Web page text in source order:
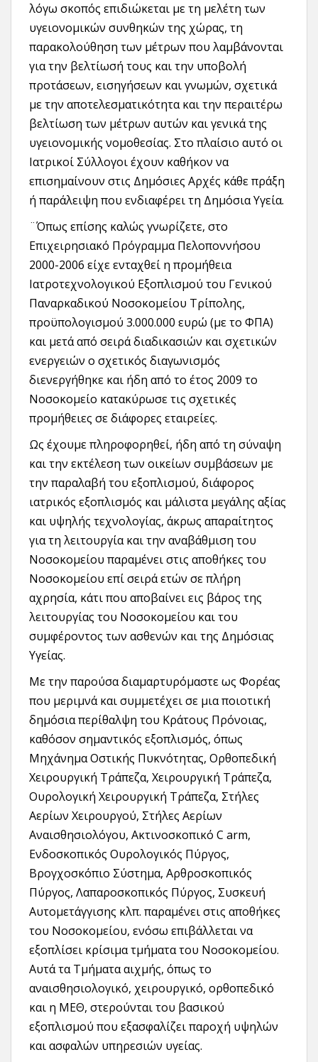
λόγω σκοπός επιδιώκεται με τη μελέτη των
υγειονομικών συνθηκών της χώρας, τη
παρακολούθηση των μέτρων που λαμβάνονται
για την βελτίωσή τους και την υποβολή
προτάσεων, εισηγήσεων και γνωμών, σχετικά
με την αποτελεσματικότητα και την περαιτέρω
βελτίωση των μέτρων αυτών και γενικά της
υγειονομικής νομοθεσίας. Στο πλαίσιο αυτό οι
Ιατρικοί Σύλλογοι έχουν καθήκον να
επισημαίνουν στις Δημόσιες Aρχές κάθε πράξη
ή παράλειψη που ενδιαφέρει τη Δημόσια Υγεία.
¨Όπως επίσης καλώς γνωρίζετε, στο
Επιχειρησιακό Πρόγραμμα Πελοποννήσου
2000-2006 είχε ενταχθεί η προμήθεια
Ιατροτεχνολογικού Εξοπλισμού του Γενικού
Παναρκαδικού Νοσοκομείου Τρίπολης,
προϋπολογισμού 3.000.000 ευρώ (με το ΦΠΑ)
και μετά από σειρά διαδικασιών και σχετικών
ενεργειών ο σχετικός διαγωνισμός
διενεργήθηκε και ήδη από το έτος 2009 το
Νοσοκομείο κατακύρωσε τις σχετικές
προμήθειες σε διάφορες εταιρείες.
Ως έχουμε πληροφορηθεί, ήδη από τη σύναψη
και την εκτέλεση των οικείων συμβάσεων με
την παραλαβή του εξοπλισμού, διάφορος
ιατρικός εξοπλισμός και μάλιστα μεγάλης αξίας
και υψηλής τεχνολογίας, άκρως απαραίτητος
για τη λειτουργία και την αναβάθμιση του
Νοσοκομείου παραμένει στις αποθήκες του
Νοσοκομείου επί σειρά ετών σε πλήρη
αχρησία, κάτι που αποβαίνει εις βάρος της
λειτουργίας του Νοσοκομείου και του
συμφέροντος των ασθενών και της Δημόσιας
Υγείας.
Με την παρούσα διαμαρτυρόμαστε ως Φορέας
που μεριμνά και συμμετέχει σε μια ποιοτική
δημόσια περίθαλψη του Κράτους Πρόνοιας,
καθόσον σημαντικός εξοπλισμός, όπως
Μηχάνημα Οστικής Πυκνότητας, Ορθοπεδική
Χειρουργική Τράπεζα, Χειρουργική Τράπεζα,
Ουρολογική Χειρουργική Τράπεζα, Στήλες
Αερίων Χειρουργού, Στήλες Αερίων
Αναισθησιολόγου, Ακτινοσκοπικό C arm,
Ενδοσκοπικός Ουρολογικός Πύργος,
Βρογχοσκόπιο Σύστημα, Αρθροσκοπικός
Πύργος, Λαπαροσκοπικός Πύργος, Συσκευή
Αυτομετάγγισης κλπ. παραμένει στις αποθήκες
του Νοσοκομείου, ενόσω επιβάλλεται να
εξοπλίσει κρίσιμα τμήματα του Νοσοκομείου.
Αυτά τα Τμήματα αιχμής, όπως το
αναισθησιολογικό, χειρουργικό, ορθοπεδικό
και η ΜΕΘ, στερούνται του βασικού
εξοπλισμού που εξασφαλίζει παροχή υψηλών
και ασφαλών υπηρεσιών υγείας.